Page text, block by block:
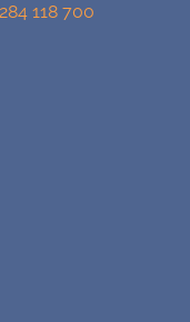
118 700